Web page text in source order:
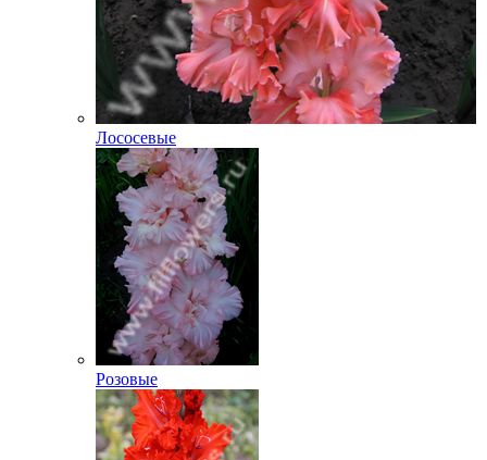
Лососевые
Розовые